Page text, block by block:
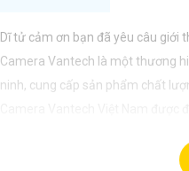
Dĩ tử cảm ơn bạn đã yêu câu giới
Camera Vantech là một thương
ninh, cung cấp sản phẩm chất
nước, chống va đập, phù hợp sử